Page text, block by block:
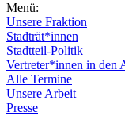
Menü:
Unsere Fraktion
Stadträt*innen
Stadtteil-Politik
Vertreter*innen in den
Alle Termine
Unsere Arbeit
Presse